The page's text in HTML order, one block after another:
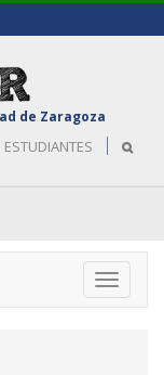
de Zaragoza
ESTUDIANTES
Toggle